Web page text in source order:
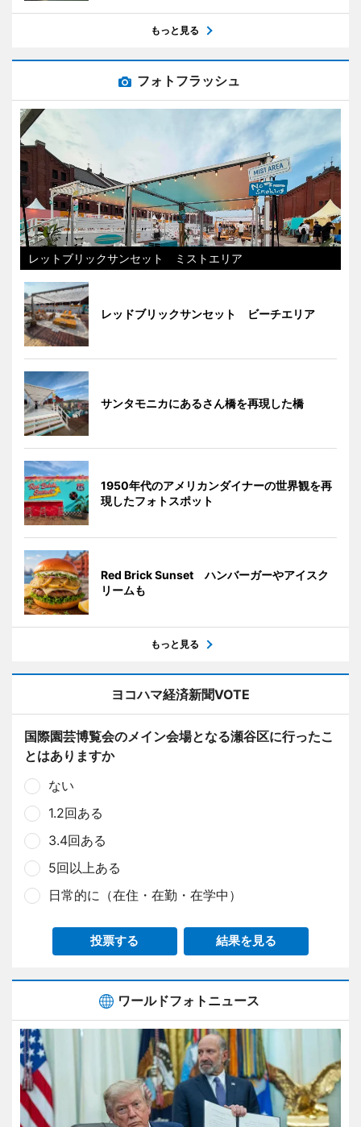
もっと見る
フォトフラッシュ
レットブリックサンセット ミストエリア
レッドブリックサンセット ビーチエリア
サンタモニカにあるさん橋を再現した橋
1950年代のアメリカンダイナーの世界観を再
現したフォトスポット
Red Brick Sunset ハンバーガーやアイスク
リームも
もっと見る
ヨコハマ経済新聞VOTE
国際園芸博覧会のメイン会場となる瀬谷区に行ったこ
とはありますか
ない
1.2回ある
3.4回ある
5回以上ある
日常的に（在住・在勤・在学中）
投票する 結果を見る
ワールドフォトニュース